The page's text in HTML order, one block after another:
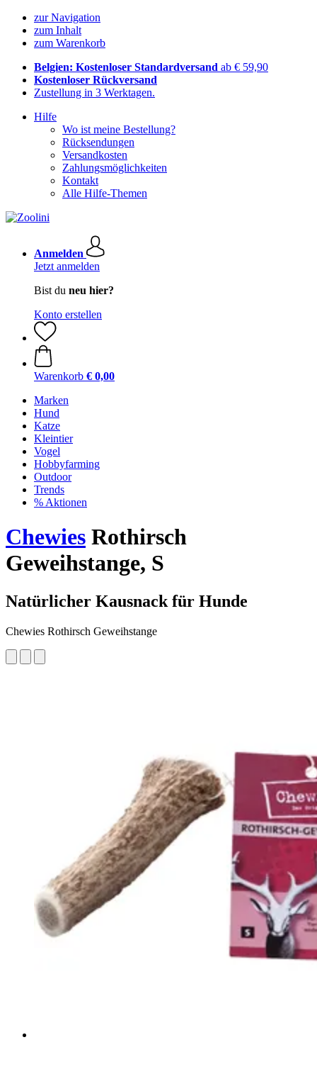
zur Navigation
zum Inhalt
zum Warenkorb
Belgien: Kostenloser Standardversand ab € 59,90
Kostenloser Rückversand
Zustellung in 3 Werktagen.
Hilfe
Wo ist meine Bestellung?
Rücksendungen
Versandkosten
Zahlungsmöglichkeiten
Kontakt
Alle Hilfe-Themen
Anmelden
Jetzt anmelden
Bist du neu hier?
Konto erstellen
Warenkorb € 0,00
Marken
Hund
Katze
Kleintier
Vogel
Hobbyfarming
Outdoor
Trends
% Aktionen
Chewies Rothirsch
Geweihstange, S
Natürlicher Kausnack für Hunde
Chewies Rothirsch Geweihstange